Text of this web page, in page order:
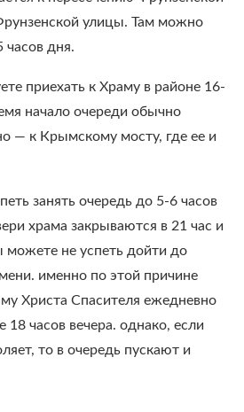
улицы. Там можно
часов дня.
приехать к Храму в районе 16-
начало очереди обычно
— к Крымскому мосту, где ее и
занять очередь до 5-6 часов
храма закрываются в 21 час и
можете не успеть дойти до
именно по этой причине
Христа Спасителя ежедневно
18 часов вечера. однако, если
то в очередь пускают и